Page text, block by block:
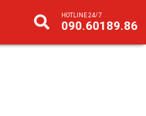
HOTLINE 24/7
090.60189.86